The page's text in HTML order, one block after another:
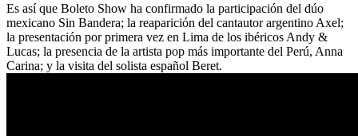
Es así que Boleto Show ha confirmado la participación del dúo
mexicano Sin Bandera; la reaparición del cantautor argentino Axel;
la presentación por primera vez en Lima de los ibéricos Andy &
Lucas; la presencia de la artista pop más importante del Perú, Anna
Carina; y la visita del solista español Beret.